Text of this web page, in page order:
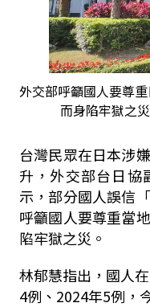
外交部呼籲國人要尊
而身陷牢獄之
台灣民眾在日本涉
升，外交部台日協
示，部分國人誤信
呼籲國人要尊重當
陷牢獄之災。
林郁慧指出，國人
4例、2024年5例，